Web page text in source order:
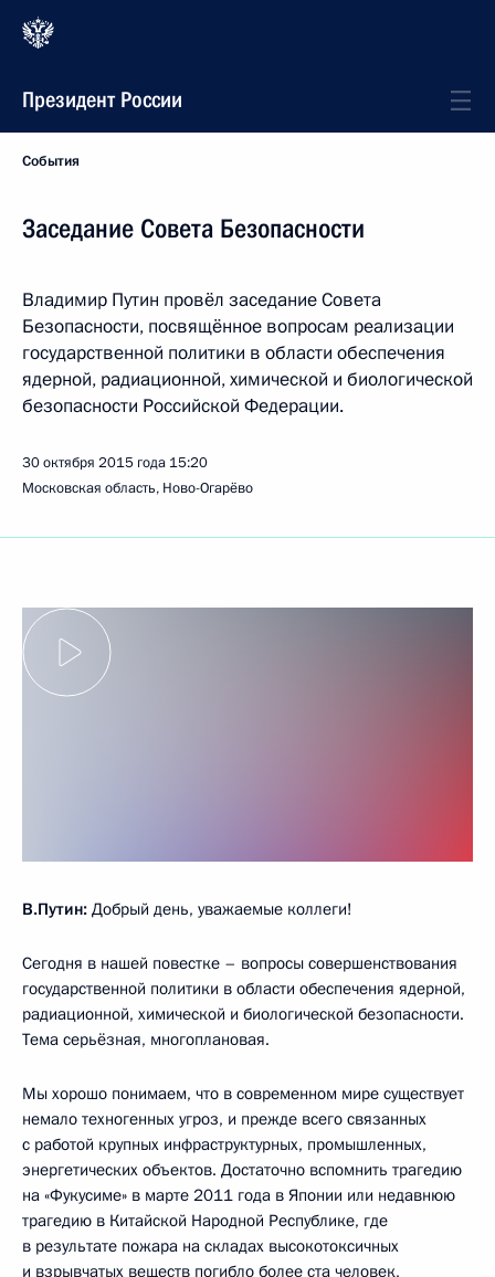
Президент России
События
Заседание Совета Безопасности
Владимир Путин провёл заседание Совета
Безопасности, посвящённое вопросам реализации
государственной политики в области обеспечения
ядерной, радиационной, химической и биологической
безопасности Российской Федерации.
30 октября 2015 года 15:20
Московская область, Ново-Огарёво
В.Путин: Добрый день, уважаемые коллеги!
Сегодня в нашей повестке – вопросы совершенствования
государственной политики в области обеспечения ядерной,
радиационной, химической и биологической безопасности.
Тема серьёзная, многоплановая.
Мы хорошо понимаем, что в современном мире существует
немало техногенных угроз, и прежде всего связанных
с работой крупных инфраструктурных, промышленных,
энергетических объектов. Достаточно вспомнить трагедию
на «Фукусиме» в марте 2011 года в Японии или недавнюю
трагедию в Китайской Народной Республике, где
в результате пожара на складах высокотоксичных
и взрывчатых веществ погибло более ста человек,